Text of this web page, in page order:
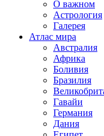
О важном
Астрология
Галерея
Атлас мира
Австралия
Африка
Боливия
Бразилия
Гавайи
Германия
Дания